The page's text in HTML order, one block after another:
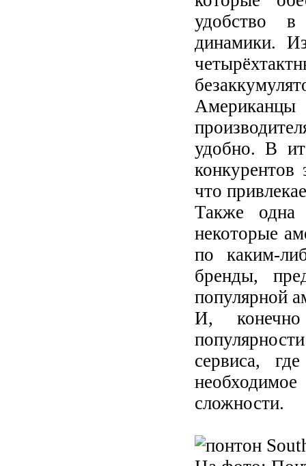
удобство в
динамики.
Американцы
удобно. В
конкурентов
что
Также
некоторые
по каким-
бренды,
популярной
И,
сервиса,
сложности.